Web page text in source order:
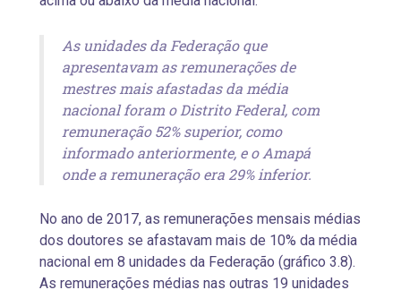
As unidades da Federação que
apresentavam as remunerações de
mestres mais afastadas da média
nacional foram o Distrito Federal, com
remuneração 52% superior, como
informado anteriormente, e o Amapá
onde a remuneração era 29% inferior.
No ano de 2017, as remunerações mensais médias
dos doutores se afastavam mais de 10% da média
nacional em 8 unidades da Federação (gráfico 3.8).
As remunerações médias nas outras 19 unidades